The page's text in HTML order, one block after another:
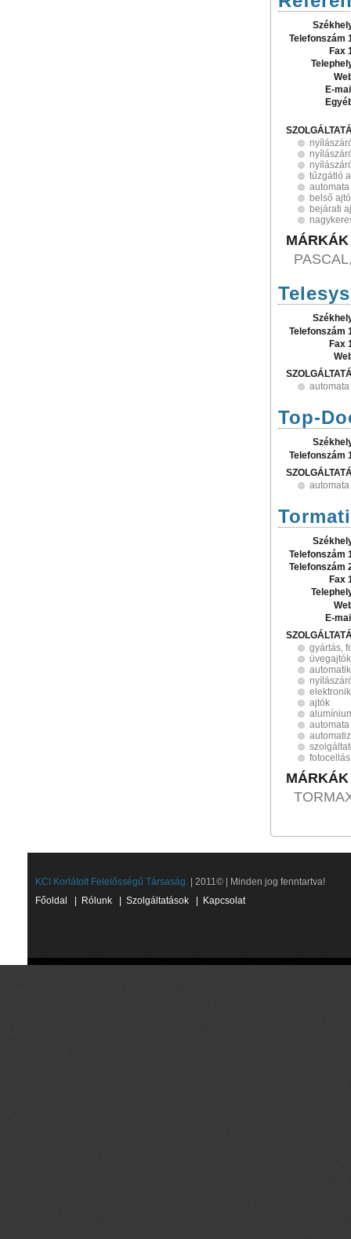
Telefonszám
Fax
E-
tűzgátló
belső
bejárati
MÁRKÁK
Telefonszám
Fax
Top-
Telefonszám
Telefonszám
Telefonszám
Fax
E-
gyártás,
üvegajtók
ajtók
MÁRKÁK
KCI Korlátolt Felelősségű Társaság. | 2011© | Minden jog fenntartva!
Főoldal
Rólunk Szolgáltatások Kapcsolat